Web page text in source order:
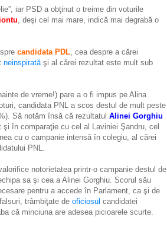
iar PSD a obţinut o treime din voturile
, deşi cel mai mare, indică mai degrabă o
candidata PDL, cea despre a cărei
neinspiratăşi al cărei rezultat este mult sub
de vreme!) pare a o fi impus pe Alina
candidata PNL a scos destul de mult peste
Să notăm însă că rezultatul Alinei Gorghiu
în comparaţie cu cel al Laviniei Şandru, cel
cu o campanie intensă în colegiu, al cărei
PNL.
notorietatea printr-o campanie destul de
sa şi cea a Alinei Gorghiu. Scorul său
pentru a accede în Parlament, ca şi de
trâmbiţate de oficiosul candidatei
că minciuna are adesea picioarele scurte.